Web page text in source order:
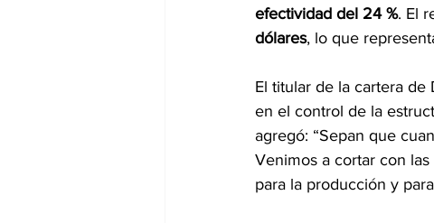
efectividad del 24 %. El
dólares, lo que
El titular de la cartera de
en el control de la
agregó: “Sepan que
Venimos a cortar con
para la producción y